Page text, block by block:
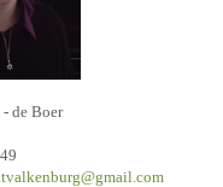
de Boer